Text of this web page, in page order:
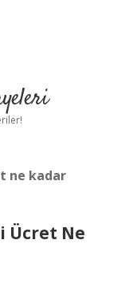
ne kadar
Ücret Ne